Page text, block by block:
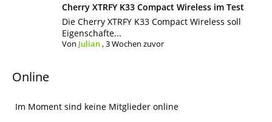
Cherry XTRFY K33 Compact Wireless im Test
Die Cherry XTRFY K33 Compact Wireless soll
Eigenschafte...
Von Julian,3 Wochen zuvor
Online
Im Moment sind keine Mitglieder online